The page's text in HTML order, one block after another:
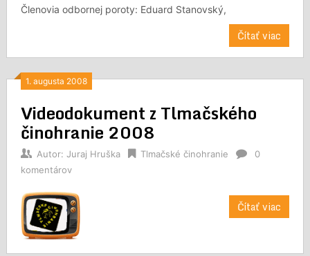
Členovia odbornej poroty: Eduard Stanovský,
Čítať viac
1. augusta 2008
Videodokument z Tlmačského
činohranie 2008
Autor: Juraj Hruška Tlmačské činohranie
0
komentárov
Čítať viac